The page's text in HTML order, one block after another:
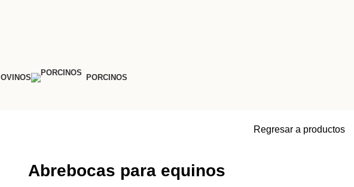
OVINOS PORCINOS
Regresar a productos
Abrebocas para equinos